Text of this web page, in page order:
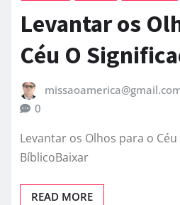
Levantar os
Céu O
0
Levantar os Olhos para o
BíblicoBaixar
READ MORE